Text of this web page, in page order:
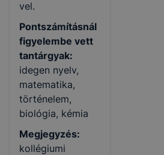
vel.
Pontszámításnál
figyelembe vett
tantárgyak:
idegen nyelv,
matematika,
történelem,
biológia, kémia
Megjegyzés:
kollégiumi